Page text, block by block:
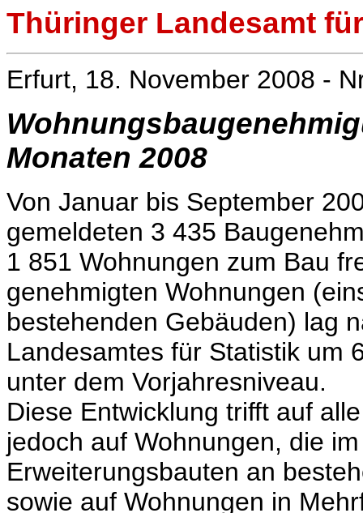
Thüringer Landesamt
Erfurt, 18. November 2008 -
Monaten 2008
Von Januar bis September
gemeldeten 3 435
1 851 Wohnungen zum Bau
genehmigten Wohnungen
bestehenden Gebäuden) lag
Landesamtes für Statistik um
unter dem Vorjahresniveau.
Diese Entwicklung trifft auf
jedoch auf Wohnungen, die
Erweiterungsbauten an
sowie auf Wohnungen in